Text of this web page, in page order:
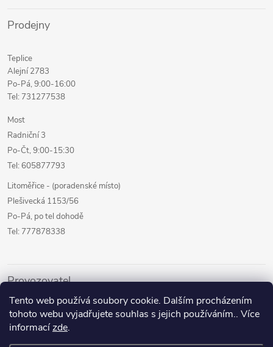
Tento web používá soubory cookie. Dalším procházením
tohoto webu vyjadřujete souhlas s jejich používáním.. Více
informacízde.
Prodejny
Teplice
Alejní 2783
Po-Pá, 9:00-16:00
Tel: 731277538
Most
Radniční 3
Po-Čt, 9:00-15:30
Tel: 605877793
Litoměřice - (poradenské místo)
Plešivecká 1153/56
Po-Pá, po tel dohodě
Tel: 777878338
Provozovatel
Internetový prodej
Kamenné prodejny